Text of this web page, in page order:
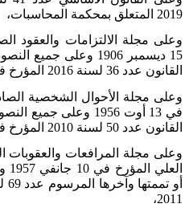
2019 المتعلق بمحكمة المحاسبات،
وعلى مجلة الالتزامات والعقود
15 ديسمبر 1906 وعلى
القانون عدد 36 لسنة 2016 المؤرخ في 28 أفريل 2016،
وعلى مجلة الأحوال الشخصية
في 13 أوت 1956 وعلى
القانون عدد 50 لسنة 2010 المؤرخ في
وعلى مجلة المرافعات والعقوبات
2011،